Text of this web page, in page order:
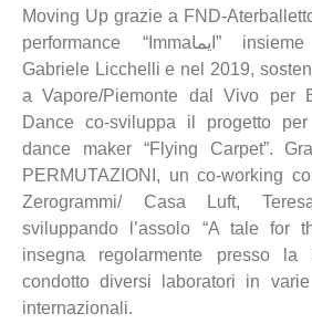
Moving Up grazie a FND-
performance “Immaايما” insieme al sceneggiatore
Gabriele Licchelli e nel 2019,
a Vapore/Piemonte dal Vivo per
Dance co-sviluppa il progetto
dance maker “Flying Carpet”.
PERMUTAZIONI, un co-working
Zerogrammi/ Casa Luft,
sviluppando l’assolo “A tale for
insegna regolarmente presso
condotto diversi laboratori in
internazionali.